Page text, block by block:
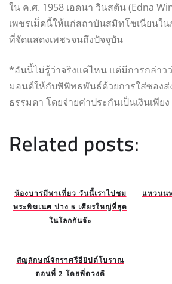
ใน ค.ศ. 1958 เอดนา วินสตัน (Edna
เพชรเม็ดนี้ให้แก่สถาบันสมิทโซเนียนใ
ที่จัดแสดงเพชรจนถึงปัจจุบัน
*อันนี้ไม่รู้ว่าจริงแค่ไหน แต่มีการกล่าว
มอนด์ให้กับพิพิทธพันธ์ด้วยการใส่ซอง
ธรรมดา โดยจ่ายค่าประกันเป็นเงินเพีย
Related posts:
น้องบารมีพาเที่ยว วันนี้เราไปชม
พระพิฆเนศ ปาง 5 เศียรใหญ่ที่สุด
ในโลกกันจ๊ะ
แหวนน
สัญลักษณ์จักราศรีอียิปต์โบราณ
ตอนที่ 2 โดยพี่ดวงดี